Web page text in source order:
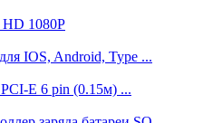
1080P
IOS, Android, Type ...
E 6 pin (0.15м) ...